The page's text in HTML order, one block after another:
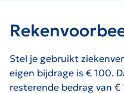
Stel je gebruikt
eigen bijdrage is € 100.
resterende bedrag van